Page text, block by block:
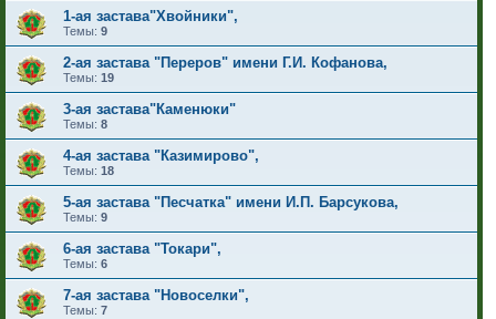
1-ая застава"Хвойники",
Темы: 9
2-ая застава "Переров" имени Г.И. Кофанова,
Темы: 19
3-ая застава"Каменюки"
Темы: 8
4-ая застава "Казимирово",
Темы: 18
5-ая застава "Песчатка" имени И.П. Барсукова,
Темы: 9
6-ая застава "Токари",
Темы: 6
7-ая застава "Новоселки",
Темы: 7